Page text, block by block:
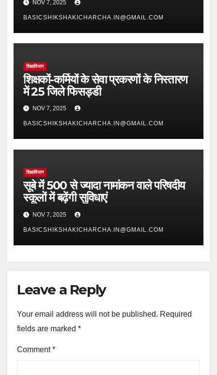
NOV 7, 2025
BASICSHIKSHAKICHARCHA.IN@GMAIL.COM
शिक्षाविभाग
शिक्षकों-कर्मियों के सेवा प्रकरणों के निस्तारण
में 25 जिले फिसड्डी
NOV 7, 2025
BASICSHIKSHAKICHARCHA.IN@GMAIL.COM
शिक्षाविभाग
सूबे में 500 से ज्यादा नामांकन वाले परिषदीय
स्कूलों में बढ़ेंगी सुविधाएं
NOV 7, 2025
BASICSHIKSHAKICHARCHA.IN@GMAIL.COM
Leave a Reply
Your email address will not be published. Required
fields are marked *
Comment*